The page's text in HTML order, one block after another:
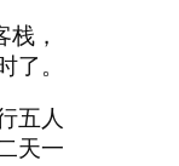
，
。
五人
天一